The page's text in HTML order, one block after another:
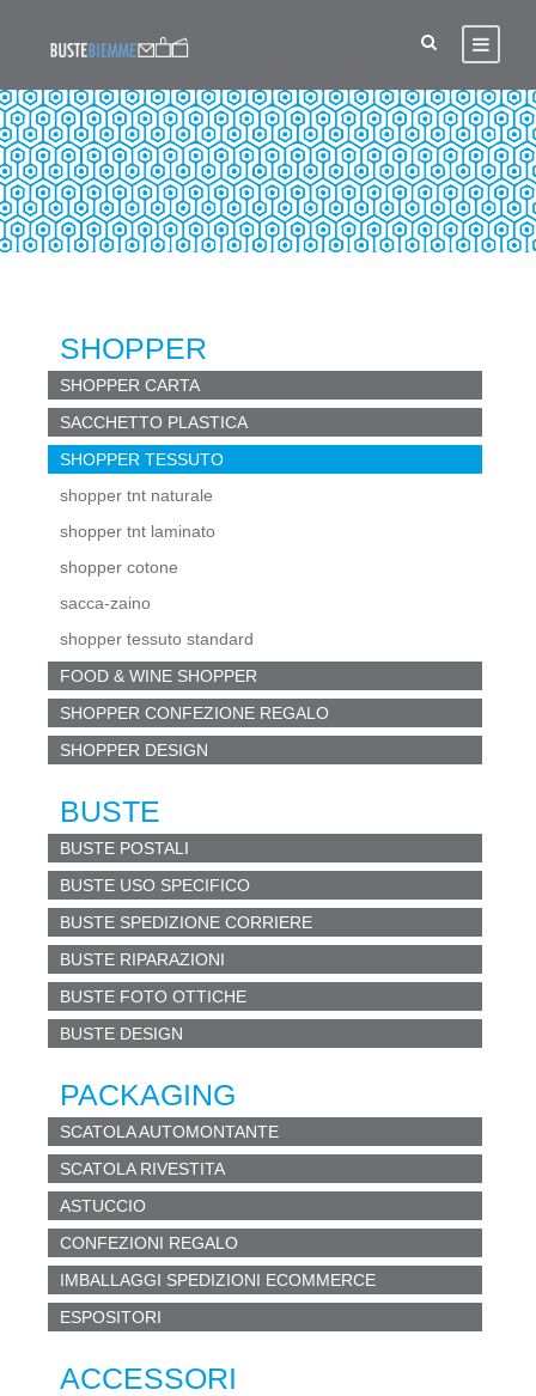
SHOPPER TESSUTO
SHOPPER
SHOPPER CARTA
SACCHETTO PLASTICA
SHOPPER TESSUTO
shopper tnt naturale
shopper tnt laminato
shopper cotone
sacca-zaino
shopper tessuto standard
FOOD & WINE SHOPPER
SHOPPER CONFEZIONE REGALO
SHOPPER DESIGN
BUSTE
BUSTE POSTALI
BUSTE USO SPECIFICO
BUSTE SPEDIZIONE CORRIERE
BUSTE RIPARAZIONI
BUSTE FOTO OTTICHE
BUSTE DESIGN
PACKAGING
SCATOLA AUTOMONTANTE
SCATOLA RIVESTITA
ASTUCCIO
CONFEZIONI REGALO
IMBALLAGGI SPEDIZIONI ECOMMERCE
ESPOSITORI
ACCESSORI